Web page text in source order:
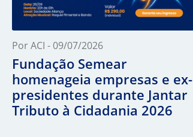
Por ACI - 09/07/2026
Fundação Semear
homenageia empresas e ex-
presidentes durante Jantar
Tributo à Cidadania 2026